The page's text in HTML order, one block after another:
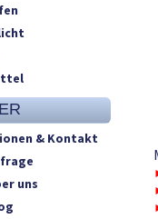
& Kontakt
uns